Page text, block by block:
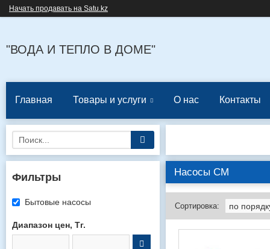
Начать продавать на Satu.kz
"ВОДА И ТЕПЛО В ДОМЕ"
Главная Товары и услуги О нас Контакты
Насосы СМ
Фильтры
Бытовые насосы
Диапазон цен, Тг.